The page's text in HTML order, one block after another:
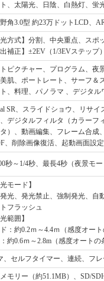
、太陽光、日陰、白熱灯、蛍
角3.0型 約23万ドットLCD、
光方式】分割、中央重点、スポ
出補正】±2EV（1/3EVステップ
ピクチャー、プログラム、夜
肌、ポートレート、サーフ＆
、料理、パノラマ 、デジタル
SR、スライドショウ、リサ
デジタルフィルタ（カラーフ
）、動画編集、フレーム合成
、削除画像復活、起動画面設
秒～1/4秒、最長4秒（夜景モ
光モード】
光、発光禁止、強制発光、自
フラッシュ
光範囲】
：約0.2ｍ～4.4ｍ（感度オー
約0.6ｍ～2.8m（感度オート
、セルフタイマー、連続、フ
モリー（約51.1MB）、SD/